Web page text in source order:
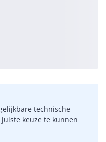
technische
juiste keuze te kunnen